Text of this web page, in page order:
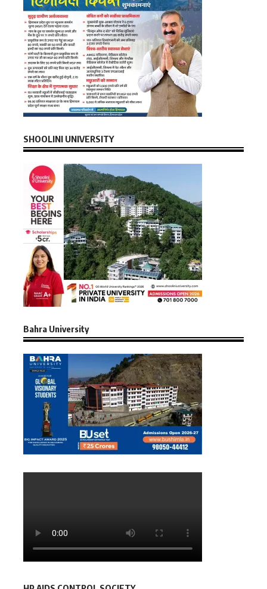
SHOOLINI UNIVERSITY
Bahra University